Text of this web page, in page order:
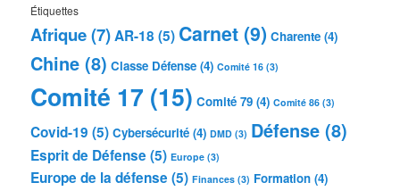
Étiquettes
Afrique(7)AR-18 (5) Carnet(9) Charente (4)
Chine (8) Classe Défense (4) Comité 16 (3)
Comité 17 (15) Comité 79 (4) Comité 86 (3)
Covid-19 (5) Cybersécurité (4) DMD (3) Défense (8)
Esprit de Défense (5) Europe (3)
Europe de la défense (5) Finances (3) Formation (4)